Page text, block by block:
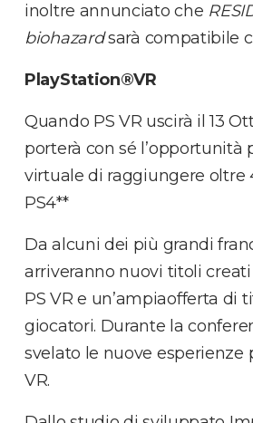
inoltre annunciato che
biohazardsarà compatibile
PlayStation®VR
Quando PS VR uscirà il 13
porterà con sé l’opportunità
virtuale di raggiungere oltre
PS4**
Da alcuni dei più grandi
arriveranno nuovi titoli
PS VR e un’ampiaofferta di
giocatori. Durante la
svelato le nuove esperienze
VR.